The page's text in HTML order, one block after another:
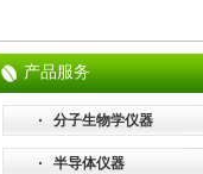
产品服务
分子生物学仪器
半导体仪器